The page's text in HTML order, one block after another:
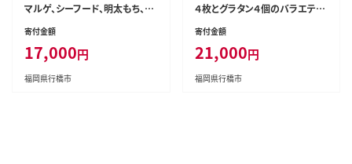
マルゲ、シーフード、明太もち、ポ
テト、ハワイアンの５枚セット～
寄付金額
17,000円
福岡県行橋市
４枚とグラタン４個のバラエティ
セット～
寄付金額
21,000円
福岡県行橋市